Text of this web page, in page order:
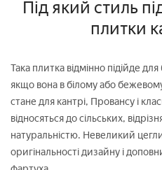
Під який стиль
плитки
Така плитка відмінно підійде
якщо вона в білому або
стане для кантрі, Провансу і
відносяться до сільських,
натуральністю. Невеликий
оригінальності дизайну і